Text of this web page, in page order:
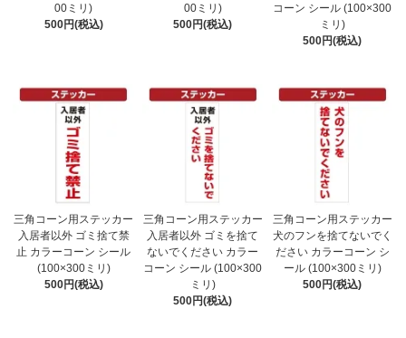
00ミリ)
500円(税込)
00ミリ)
500円(税込)
コーン シール (100×300
ミリ)
500円(税込)
三角コーン用ステッカー
入居者以外 ゴミ捨て禁
止 カラーコーン シール
(100×300ミリ)
500円(税込)
三角コーン用ステッカー
入居者以外 ゴミを捨て
ないでください カラー
コーン シール (100×300
ミリ)
500円(税込)
三角コーン用ステッカー
犬のフンを捨てないでく
ださい カラーコーン シ
ール (100×300ミリ)
500円(税込)